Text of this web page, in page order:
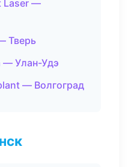
Laser —
Тверь
— Улан-Удэ
— Волгоград